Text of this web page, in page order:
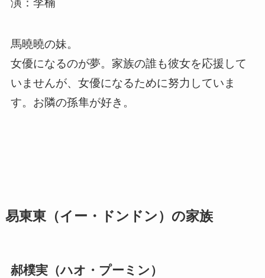
演：李楠
馬曉曉の妹。
女優になるのが夢。家族の誰も彼女を応援して
いませんが、女優になるために努力していま
す。お隣の孫隼が好き。
易東東（イー・ドンドン）の家族
郝樸実（ハオ・プーミン）